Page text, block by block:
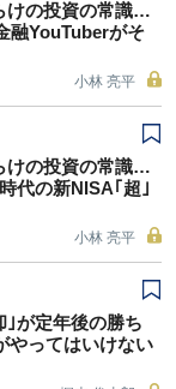
けの投資の常識…
融YouTuberがそ
小林 亮平
けの投資の常識…
代の新NISA｢超｣
小林 亮平
｣が定年後の勝ち
やってはいけない